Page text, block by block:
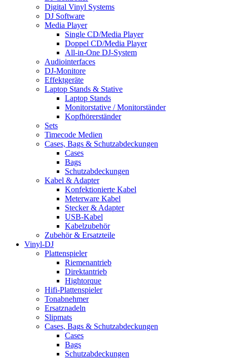
Digital Vinyl Systems
DJ Software
Media Player
Single CD/Media Player
Doppel CD/Media Player
All-in-One DJ-System
Audiointerfaces
DJ-Monitore
Effektgeräte
Laptop Stands & Stative
Laptop Stands
Monitorstative / Monitorständer
Kopfhörerständer
Sets
Timecode Medien
Cases, Bags & Schutzabdeckungen
Cases
Bags
Schutzabdeckungen
Kabel & Adapter
Konfektionierte Kabel
Meterware Kabel
Stecker & Adapter
USB-Kabel
Kabelzubehör
Zubehör & Ersatzteile
Vinyl-DJ
Plattenspieler
Riemenantrieb
Direktantrieb
Hightorque
Hifi-Plattenspieler
Tonabnehmer
Ersatznadeln
Slipmats
Cases, Bags & Schutzabdeckungen
Cases
Bags
Schutzabdeckungen